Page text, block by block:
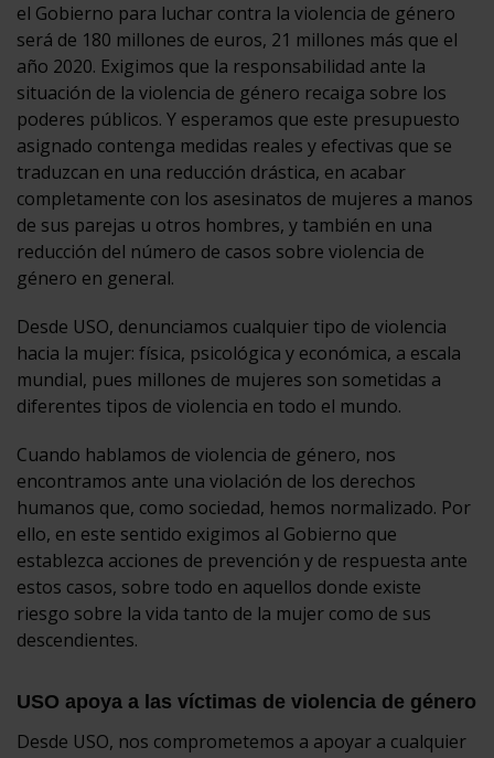
el Gobierno para luchar contra la violencia de género
será de 180 millones de euros, 21 millones más que el
año 2020. Exigimos que la responsabilidad ante la
situación de la violencia de género recaiga sobre los
poderes públicos. Y esperamos que este presupuesto
asignado contenga medidas reales y efectivas que se
traduzcan en una reducción drástica, en acabar
completamente con los asesinatos de mujeres a manos
de sus parejas u otros hombres, y también en una
reducción del número de casos sobre violencia de
género en general.
Desde USO, denunciamos cualquier tipo de violencia
hacia la mujer: física, psicológica y económica, a escala
mundial, pues millones de mujeres son sometidas a
diferentes tipos de violencia en todo el mundo.
Cuando hablamos de violencia de género, nos
encontramos ante una violación de los derechos
humanos que, como sociedad, hemos normalizado. Por
ello, en este sentido exigimos al Gobierno que
establezca acciones de prevención y de respuesta ante
estos casos, sobre todo en aquellos donde existe
riesgo sobre la vida tanto de la mujer como de sus
descendientes.
USO apoya a las víctimas de violencia de género
Desde USO, nos comprometemos a apoyar a cualquier